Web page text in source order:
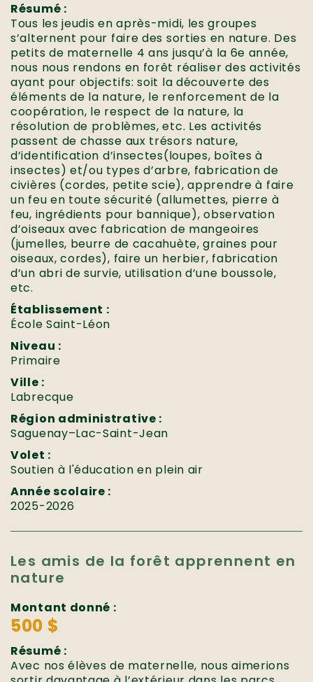
Résumé :
Tous les jeudis en après-midi, les groupes
s’alternent pour faire des sorties en nature. Des
petits de maternelle 4 ans jusqu’à la 6e année,
nous nous rendons en forêt réaliser des activités
ayant pour objectifs: soit la découverte des
éléments de la nature, le renforcement de la
coopération, le respect de la nature, la
résolution de problèmes, etc. Les activités
passent de chasse aux trésors nature,
d’identification d’insectes(loupes, boîtes à
insectes) et/ou types d’arbre, fabrication de
civières (cordes, petite scie), apprendre à faire
un feu en toute sécurité (allumettes, pierre à
feu, ingrédients pour bannique), observation
d’oiseaux avec fabrication de mangeoires
(jumelles, beurre de cacahuète, graines pour
oiseaux, cordes), faire un herbier, fabrication
d’un abri de survie, utilisation d’une boussole,
etc.
Établissement :
École Saint-Léon
Niveau :
Primaire
Ville :
Labrecque
Région administrative :
Saguenay–Lac-Saint-Jean
Volet :
Soutien à l'éducation en plein air
Année scolaire :
2025-2026
Les amis de la forêt apprennent en
nature
Montant donné :
500 $
Résumé :
Avec nos élèves de maternelle, nous aimerions